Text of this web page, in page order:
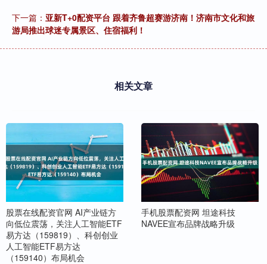
下一篇： 亚新T+0配资平台 跟着齐鲁超赛游济南！济南市文化和旅
游局推出球迷专属景区、住宿福利！
相关文章
股票在线配资官网 AI产业链方
向低位震荡，关注人工智能ETF
易方达（159819）、科创创业
人工智能ETF易方达
（159140）布局机会
手机股票配资网 坦途科技
NAVEE宣布品牌战略升级